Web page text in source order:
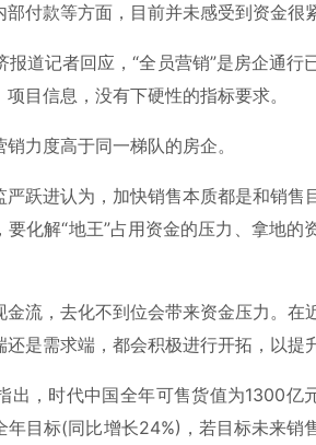
付款等方面，目前并未感受到资金很
道记者回应，“全员营销”是房企通行
目信息，没有下硬性的指标要求。
力度高于同一梯队的房企。
跃进认为，加快销售本质都是和销售
化解“地王”占用资金的压力、拿地的
流，去化不到位会带来资金压力。在
是需求端，都会积极进行开拓，以提
出，时代中国全年可售货值为1300亿
年目标(同比增长24%)，若目标未来